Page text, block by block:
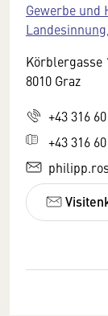
Gewerbe und
Landesinnung
Körblergasse
8010 Graz
+43 316
+43 316